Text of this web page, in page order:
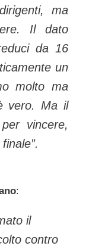
ma
Il dato
da 16
un
molto ma
vero. Ma il
vincere,
:
il
contro